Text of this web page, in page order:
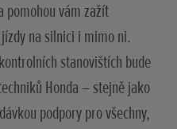
pomohou vám zažít
na silnici i mimo ni.
stanovištích bude
Honda – stejně jako
podpory pro všechny,